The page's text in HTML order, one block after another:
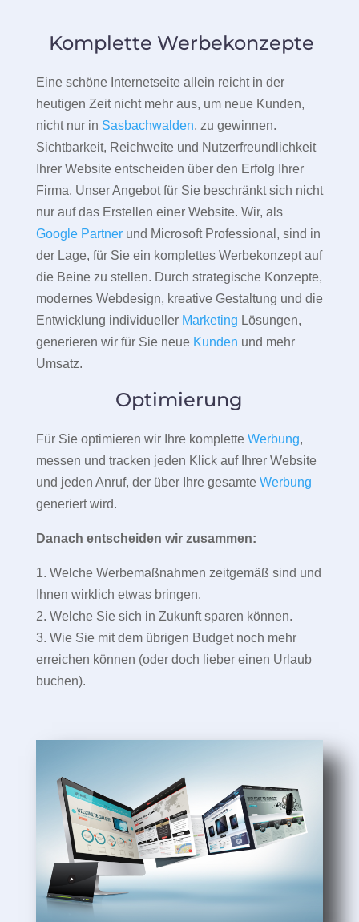
Komplette Werbekonzepte
Eine schöne Internetseite allein reicht in der
heutigen Zeit nicht mehr aus, um neue Kunden,
nicht nur in Sasbachwalden, zu gewinnen.
Sichtbarkeit, Reichweite und Nutzerfreundlichkeit
Ihrer Website entscheiden über den Erfolg Ihrer
Firma. Unser Angebot für Sie beschränkt sich nicht
nur auf das Erstellen einer Website. Wir, als
Google Partnerund Microsoft Professional, sind in
der Lage, für Sie ein komplettes Werbekonzept auf
die Beine zu stellen. Durch strategische Konzepte,
modernes Webdesign, kreative Gestaltung und die
Entwicklung individueller Marketing Lösungen,
generieren wir für Sie neue Kunden und mehr
Umsatz.
Optimierung
Für Sie optimieren wir Ihre komplette Werbung,
messen und tracken jeden Klick auf Ihrer Website
und jeden Anruf, der über Ihre gesamte Werbung
generiert wird.
Danach entscheiden wir zusammen:
1. Welche Werbemaßnahmen zeitgemäß sind und
Ihnen wirklich etwas bringen.
2. Welche Sie sich in Zukunft sparen können.
3. Wie Sie mit dem übrigen Budget noch mehr
erreichen können (oder doch lieber einen Urlaub
buchen).